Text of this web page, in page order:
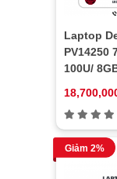
Laptop
PV14250
100U/
Silver/ 2Y)
Giảm 2%